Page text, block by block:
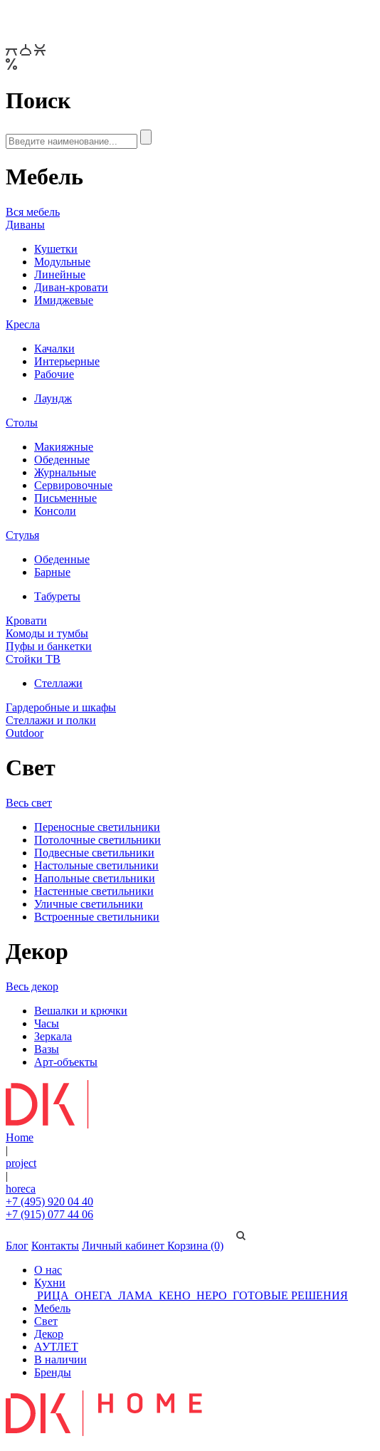
Поиск
Мебель
Вся мебель
Диваны
Кушетки
Модульные
Линейные
Диван-кровати
Имиджевые
Кресла
Качалки
Интерьерные
Рабочие
Лаундж
Столы
Макияжные
Обеденные
Журнальные
Сервировочные
Письменные
Консоли
Стулья
Обеденные
Барные
Табуреты
Кровати
Комоды и тумбы
Пуфы и банкетки
Стойки ТВ
Стеллажи
Гардеробные и шкафы
Стеллажи и полки
Outdoor
Свет
Весь свет
Переносные светильники
Потолочные светильники
Подвесные светильники
Настольные светильники
Напольные светильники
Настенные светильники
Уличные светильники
Встроенные светильники
Декор
Весь декор
Вешалки и крючки
Часы
Зеркала
Вазы
Арт-объекты
Home
|
project
|
horeca
+7 (495) 920 04 40
+7 (915) 077 44 06
Блог Контакты Личный кабинет Корзина (0)
О нас
Кухни
РИЦА ОНЕГА ЛАМА КЕНО НЕРО ГОТОВЫЕ РЕШЕНИЯ
Мебель
Свет
Декор
АУТЛЕТ
В наличии
Бренды